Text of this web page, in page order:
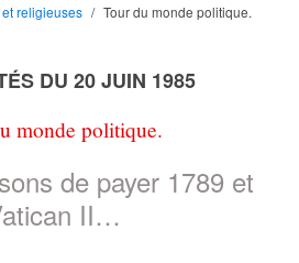
religieuses
Tour du monde politique.
DU 20 JUIN 1985
monde politique.
de payer 1789 et
II…